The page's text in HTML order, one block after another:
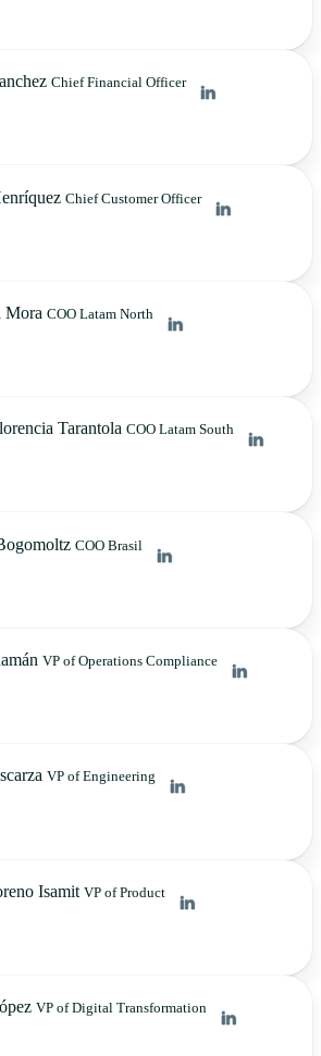
Chief Financial Officer
Chief Customer Officer
Mora COO Latam North
Tarantola COO Latam South
COO Brasil
VP of Operations Compliance
VP of Engineering
Isamit VP of Product
VP of Digital Transformation